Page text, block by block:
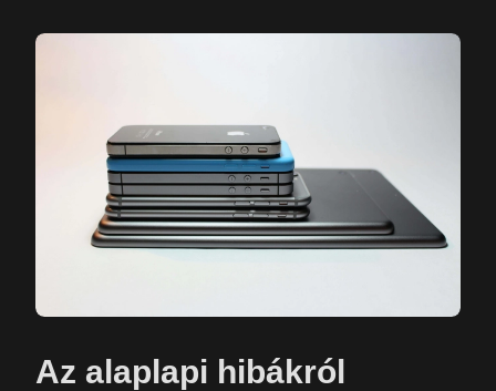
Az alaplapi hibákról